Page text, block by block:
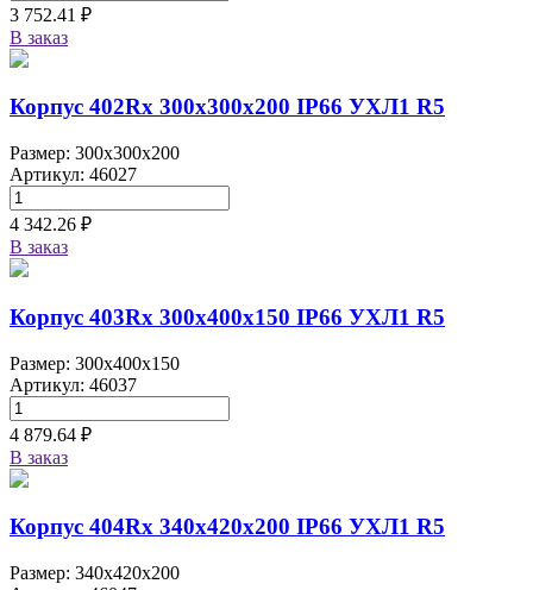
3 752.41 ₽
В заказ
Корпус 402Rx 300х300х200 IP66 УХЛ1 R5
Размер: 300x300x200
Артикул: 46027
4 342.26 ₽
В заказ
Корпус 403Rx 300х400х150 IP66 УХЛ1 R5
Размер: 300x400x150
Артикул: 46037
4 879.64 ₽
В заказ
Корпус 404Rx 340х420х200 IP66 УХЛ1 R5
Размер: 340x420x200